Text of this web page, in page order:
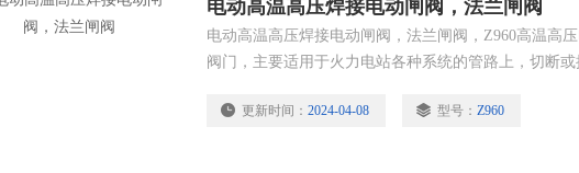
电动高温高压焊接电动闸阀，法兰闸阀
电动高温高压焊接电动闸阀，法兰闸阀，Z960高温高
阀门，主要适用于火力电站各种系统的管路上，切断或
更新时间： 2024-04-08 型号： Z960